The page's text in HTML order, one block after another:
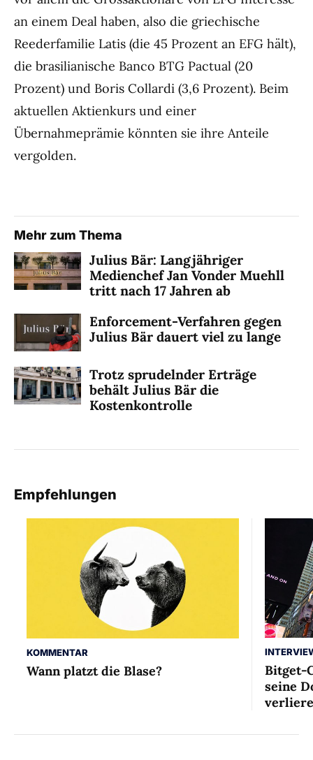
an einem Deal haben, also die griechische
Reederfamilie Latis (die 45 Prozent an EFG hält),
die brasilianische Banco BTG Pactual (20
Prozent) und Boris Collardi (3,6 Prozent). Beim
aktuellen Aktienkurs und einer
Übernahmeprämie könnten sie ihre Anteile
vergolden.
Mehr zum Thema
Julius Bär: Langjähriger
Medienchef Jan Vonder Muehll
tritt nach 17 Jahren ab
Enforcement-Verfahren gegen
Julius Bär dauert viel zu lange
Trotz sprudelnder Erträge
behält Julius Bär die
Kostenkontrolle
Empfehlungen
KOMMENTAR
Wann platzt die Blase?
Bitget-
seine